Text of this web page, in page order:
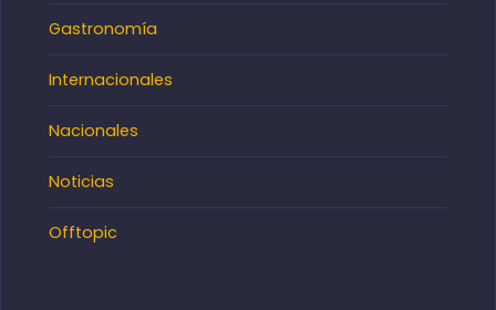
Gastronomía
Internacionales
Nacionales
Noticias
Offtopic